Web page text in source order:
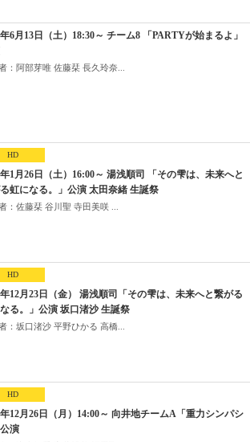
6月13日（土）18:30～ チーム8 「PARTYが始まるよ」
：阿部芽唯 佐藤栞 長久玲奈...
HD
1月26日（土）16:00～ 湯浅順司 「その雫は、未来へと
虹になる。」公演 太田奈緒 生誕祭
：佐藤栞 谷川聖 寺田美咲 ...
HD
12月23日（金） 湯浅順司「その雫は、未来へと繋がる
る。」公演 坂口渚沙 生誕祭
：坂口渚沙 平野ひかる 高橋...
HD
12月26日（月）14:00～ 向井地チームA「重力シンパシ
演